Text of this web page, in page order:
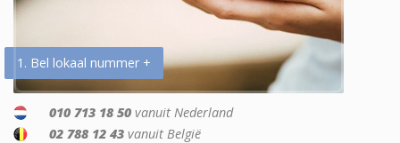
1. Bel lokaal nummer +
010 713 18 50 vanuit Nederland
02 788 12 43 vanuit België